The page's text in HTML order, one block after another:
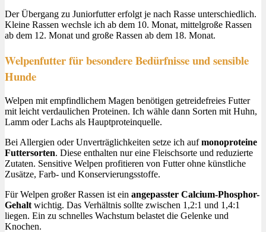
Der Übergang zu Juniorfutter erfolgt je nach Rasse unterschiedlich.
Kleine Rassen wechsle ich ab dem 10. Monat, mittelgroße Rassen
ab dem 12. Monat und große Rassen ab dem 18. Monat.
Welpenfutter für besondere Bedürfnisse und sensible
Hunde
Welpen mit empfindlichem Magen benötigen getreidefreies Futter
mit leicht verdaulichen Proteinen. Ich wähle dann Sorten mit Huhn,
Lamm oder Lachs als Hauptproteinquelle.
Bei Allergien oder Unverträglichkeiten setze ich aufmonoproteine
Futtersorten. Diese enthalten nur eine Fleischsorte und reduzierte
Zutaten. Sensitive Welpen profitieren von Futter ohne künstliche
Zusätze, Farb- und Konservierungsstoffe.
Für Welpen großer Rassen ist ein angepasster Calcium-Phosphor-
Gehalt wichtig. Das Verhältnis sollte zwischen 1,2:1 und 1,4:1
liegen. Ein zu schnelles Wachstum belastet die Gelenke und
Knochen.